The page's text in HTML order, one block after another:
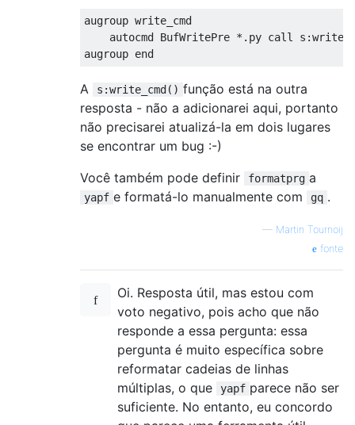
augroup write_cmd
autocmd BufWritePre *.py call
A s:write_cmd() função está na outra
resposta - não a adicionarei aqui, portanto
não precisarei atualizá-la em dois lugares
se encontrar um bug :-)
Você também pode definir
formatprg a
yapf e formatá-lo manualmente com gq .
— Martin Tournoij
fonte
Oi. Resposta útil, mas estou com
voto negativo, pois acho que não
responde a essa pergunta: essa
pergunta é muito específica sobre
reformatar cadeias de linhas
múltiplas, o que
yapf parece não ser
suficiente. No entanto, eu concordo